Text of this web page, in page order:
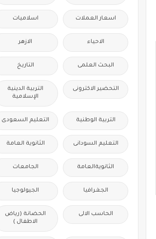
اسعار العملات اسلاميات
الاحياء الازهر
البحث العلمى التاريخ
التحضير الاكترونى
التربية الدينية
الإسلامية
التربية الوطنية التعليم السعودى
التعليم السودانى الثانوية العامة
الثانويةالعامة الجامعات
الجغرافيا الجيولوجيا
الحاسب الالى
الحضانة (رياض
الاطفال )